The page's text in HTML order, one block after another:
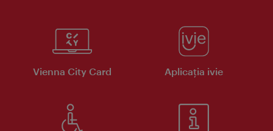
Vienna City Card Aplicaţia ivie